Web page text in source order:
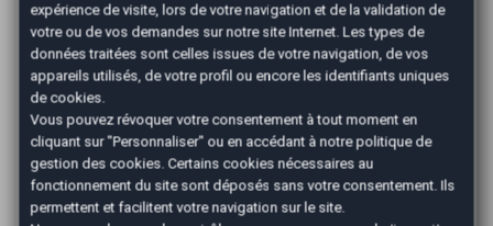
Comment AutoEasy
détermine le prix ?
Pour votre agence AutoEasy à Vannes, la côte Argus
sert de base de calcul pour déterminer une valeur
réelle pour la reprise de votre voiture. Les différentes
options et caractéristiques de votre véhicule rentrent
bien sûr également dans le calcul du prix. Si votre
expérience de visite, lors de votre navigation et de la validation de
votre ou de vos demandes sur notre site Internet. Les types de
données traitées sont celles issues de votre navigation, de vos
appareils utilisés, de votre profil ou encore les identifiants uniques
de cookies.
Vous pouvez révoquer votre consentement à tout moment en
cliquant sur "Personnaliser" ou en accédant à notre politique de
gestion des cookies. Certains cookies nécessaires au
fonctionnement du site sont déposés sans votre consentement. Ils
permettent et facilitent votre navigation sur le site.